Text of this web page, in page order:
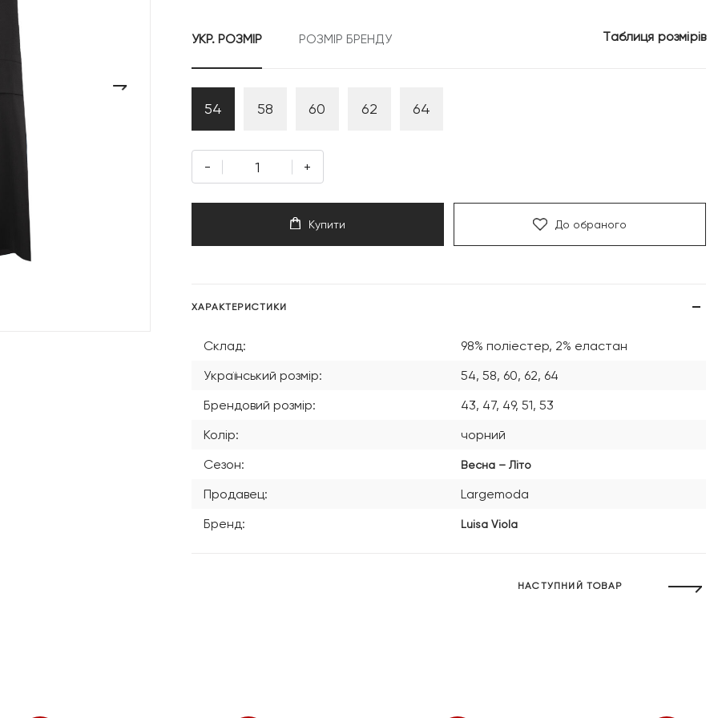
999 грн.
УКР. РОЗМІР РОЗМІР БРЕНДУ Таблиця розмірів
54 58 60 62 64
- +
Купити До обраного
ХАРАКТЕРИСТИКИ
Склад:
98% поліестер, 2% еластан
Український розмір:
54, 58, 60, 62, 64
Брендовий розмір:
43, 47, 49, 51, 53
Колір:
чорний
Сезон:
Весна – Літо
Продавец:
Largemoda
Бренд:
Luisa Viola
НАСТУПНИЙ ТОВАР